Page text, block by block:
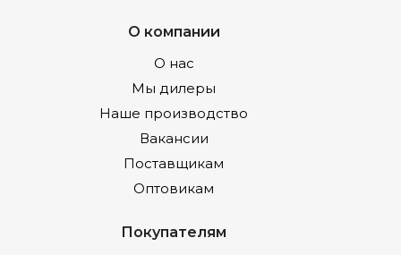
О компании
О нас
Мы дилеры
Наше производство
Вакансии
Поставщикам
Оптовикам
Покупателям